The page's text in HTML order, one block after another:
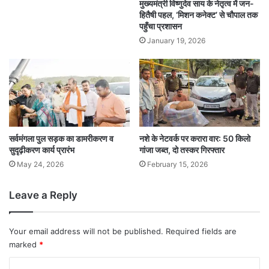
मुख्यमंत्री विष्णुदेव साय के नेतृत्व में जन-
हितैषी पहल, ‘मिशन कनेक्ट’ से चौपाल तक
पहुँचा प्रशासन
January 19, 2026
सर्वमंगला पुल सड़क का डामरीकरण व
सुदृढ़ीकरण कार्य प्रारंभ
May 24, 2026
नशे के नेटवर्क पर करारा वार: 50 किलो
गांजा जब्त, दो तस्कर गिरफ्तार
February 15, 2026
Leave a Reply
Your email address will not be published. Required fields are
marked *